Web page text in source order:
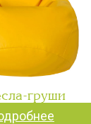
груши